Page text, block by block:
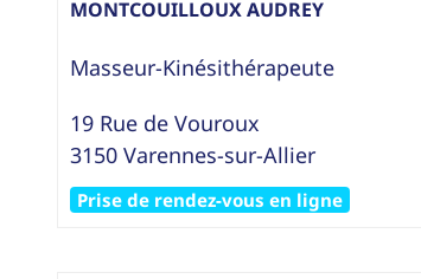
MONTCOUILLOUX AUDREY
Masseur-Kinésithérapeute
19 Rue de Vouroux
3150 Varennes-sur-Allier
Prise de rendez-vous en ligne